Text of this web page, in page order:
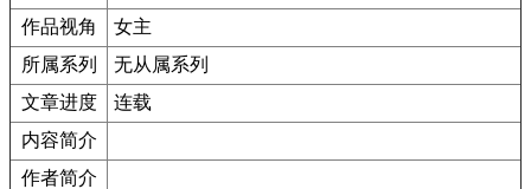
作品视角
女主
所属系列
无从属系列
文章进度
连载
内容简介
作者简介